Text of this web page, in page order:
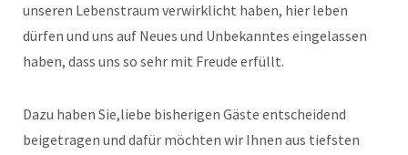
unseren Lebenstraum verwirklicht haben, hier leben
dürfen und uns auf Neues und Unbekanntes eingelassen
haben, dass uns so sehr mit Freude erfüllt.
Dazu haben Sie,liebe bisherigen Gäste entscheidend
beigetragen und dafür möchten wir Ihnen aus tiefsten